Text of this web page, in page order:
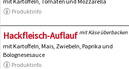
Produktinfo
Hackfleisch-Auflauf mit Käse überbacken
mit Kartoffeln, Mais, Zwiebeln, Paprika und
Bolognesesauce
Produktinfo